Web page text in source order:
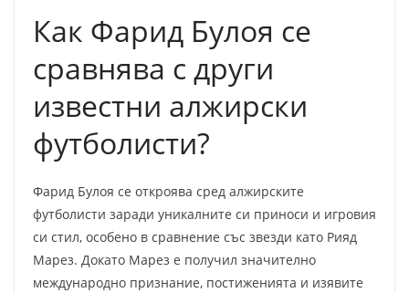
Как Фарид Булоя се
сравнява с други
известни алжирски
футболисти?
Фарид Булоя се откроява сред алжирските
футболисти заради уникалните си приноси и игровия
си стил, особено в сравнение със звезди като Рияд
Марез. Докато Марез е получил значително
международно признание, постиженията и изявите